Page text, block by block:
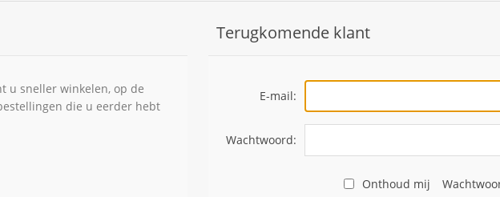
u sneller winkelen, op de
die u eerder hebt
Terugkomende klant
E-mail:
Wachtwoord:
Onthoud mij